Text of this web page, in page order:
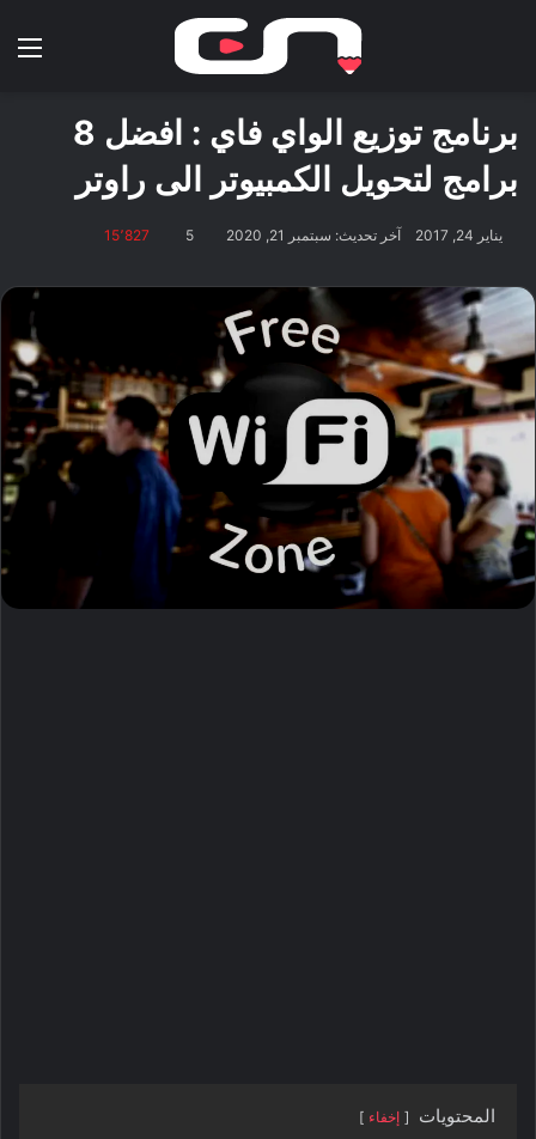
برنامج توزيع الواي فاي : افضل 8
برامج لتحويل الكمبيوتر الى راوتر
يناير 24, 2017 آخر تحديث: سبتمبر 21, 2020 5 15٬827
المحتويات إخفاء